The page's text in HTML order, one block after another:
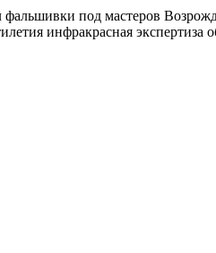
фальшивки под мастеров
инфракрасная экспертиза